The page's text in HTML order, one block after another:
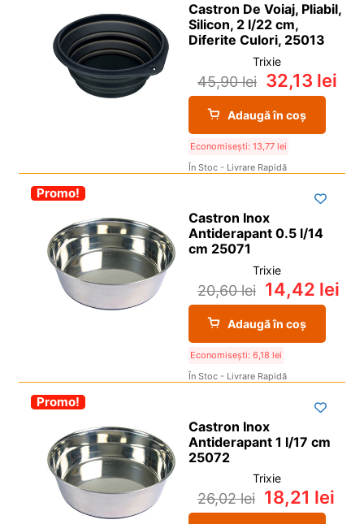
Castron De Voiaj, Pliabil,
Silicon, 2 l/22 cm,
Diferite Culori, 25013
Trixie
45,90lei 32,13 lei
Adaugă în coș
Economisești: 13,77 lei
În Stoc - Livrare Rapidă
-30%
Promo!
Castron Inox
Antiderapant 0.5 l/14
cm 25071
Trixie
20,60lei 14,42 lei
Adaugă în coș
Economisești: 6,18 lei
În Stoc - Livrare Rapidă
-30%
Promo!
Castron Inox
Antiderapant 1 l/17 cm
25072
Trixie
26,02lei 18,21 lei